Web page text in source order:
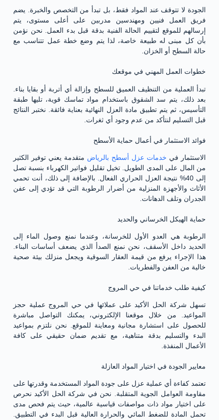
الجودة لا تتوقف عند المواد فقط، بل تبدأ من التخصص والخبرة. يضم
فريق العمل فنيين ومهندسين مدربين على أعلى مستوى، يتم
إرسالهم للموقع لتقييم الحالة الفنية بدقة قبل بدء العمل. نحن نؤمن
بأن كل مبنى له طبيعة خاصة، لذا يتم وضع خطة عمل تتناسب مع
حالة السطح أو الخزان.
خطوات العمل المهني في موقعك
تبدأ العملية من التنظيف العميق للسطح وإزالة أي أتربة أو بقايا بناء.
بعد ذلك، يتم سد الشقوق باستخدام مواد تماسك قوية، تليها طبقة
التأسيس، ثم يتم تطبيق مادة العزل النهائية بعناية فائقة. نختبر النتائج
قبل التسليم لنتأكد من عدم وجود أي ثغرات.
فوائد الاستثمار في أعمال حماية الأسطح
الاستثمار في خدمات عزل أسطح بالرياض متقدمة يعني توفير الكثير
من المال على المدى الطويل. تخيل تقليل فواتير الكهرباء بنسبة تصل
إلى 40% نتيجة العزل الحراري الفعال. بالإضافة إلى ذلك، أنت تحمي
الأثاث والأجهزة المنزلية من أضرار الرطوبة التي قد تؤدي إلى عفن
الجدران وتلف الدهانات.
حماية الهيكل الخرساني والحديد
الرطوبة هي العدو الأول للخرسانة، وعندما نمنع وصول الماء إلى
الحديد داخل الأسقف، نحن نمنع الصدأ الذي يضعف أساسات البناء.
هذا الإجراء يرفع من قيمة العقار السوقية ويجعل منزلك بيئة صحية
خالية من العفن والفطريات.
كيفية طلب خدماتنا في حي المروج
تسهل شركة الحل الأكيد على عملائها في حي المروج عملية حجز
المواعيد. من خلال موقعنا الإلكتروني، يمكنك التواصل مباشرة
للحصول على استشارة مجانية ومعاينة للموقع. نحن نلتزم بمواعيد
البدء والتسليم بدقة متناهية، مع تقديم ضمان حقيقي على كافة
الأعمال المنفذة.
معايير الجودة في اختيار المواد العازلة
تعتمد كفاءة أي عملية عزل على جودة المواد المستخدمة وقدرتها على
مقاومة العوامل الجوية المتقلبة. نحن في شركة الحل الأكيد نحرص
على اختيار مواد ذات مواصفات قياسية عالمية، حيث يتم فحص مدى
تحمل المادة للضغط المائي والحرارة العالية قبل البدء في التطبيق.